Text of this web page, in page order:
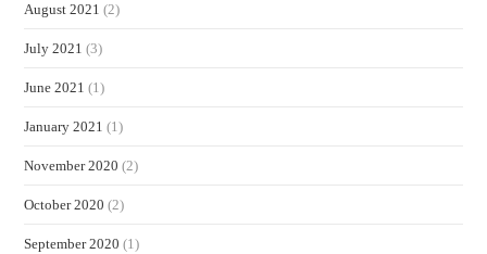
August 2021 (2)
July 2021 (3)
June 2021 (1)
January 2021 (1)
November 2020 (2)
October 2020 (2)
September 2020 (1)